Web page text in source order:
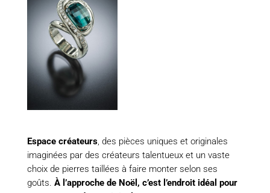
Espace créateurs, des pièces uniques et originales
imaginées par des créateurs talentueux et un vaste
choix de pierres taillées à faire monter selon ses
goûts. À l’approche de Noël, c’est l’endroit idéal pour